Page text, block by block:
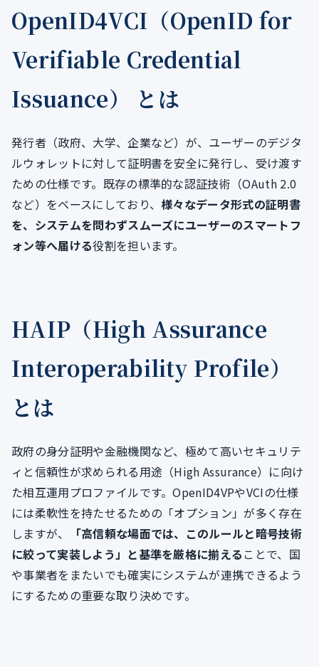
OpenID4VCI（OpenID for
Verifiable Credential
Issuance）
とは
発行者（政府、大学、企業など）が、ユーザーのデジタ
ルウォレットに対して証明書を安全に発行し、受け渡す
ための仕様です。既存の標準的な認証技術（OAuth 2.0
など）をベースにしており、様々なデータ形式の証明書
を、システムを問わずスムーズにユーザーのスマートフ
ォン等へ届ける役割を担います。
HAIP（High Assurance
Interoperability Profile）
とは
政府の身分証明や金融機関など、極めて高いセキュリテ
ィと信頼性が求められる用途（High Assurance）に向け
た相互運用プロファイルです。OpenID4VPやVCIの仕様
には柔軟性を持たせるための「オプション」が多く存在
しますが、
「高信頼な場面では、このルールと暗号技術
に絞って実装しよう」と基準を厳格に揃える ことで、国
や事業者をまたいでも確実にシステムが連携できるよう
にするための重要な取り決めです。